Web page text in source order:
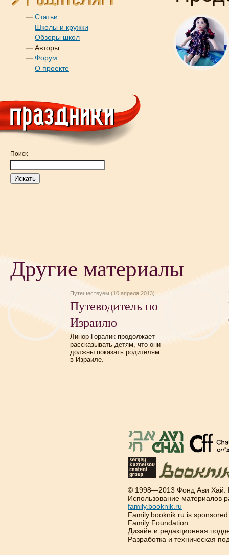
— Статьи
— Школы и кружки
— Обзоры школ
— Авторы
— Форум
— О проекте
Поиск
Другие материалы
Путешествуем (10 апреля 2013)
Путеводитель по
Израилю
Линор Горалик продолжает
рассказывать детям, что они
должны показать родителям
в Израиле.
© 1998—2013 Фонд Ави Хай.
Использование материалов
family.booknik.ru
Family.booknik.ru is
Family Foundation
Дизайн и редакционная
Разработка и техническая